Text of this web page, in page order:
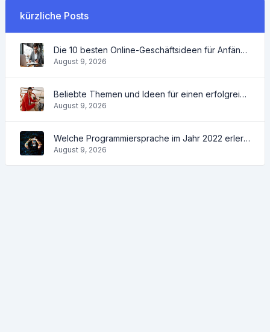
kürzliche Posts
Die 10 besten Online-Geschäftsideen für Anfänger 2022 und Tools, die Ihnen die Arbeit erleichtern
August 9, 2026
Beliebte Themen und Ideen für einen erfolgreichen Blog im Jahr 2022 sowie nützliche Tools für den Blogger
August 9, 2026
Welche Programmiersprache im Jahr 2022 erlernt werden soll und welche Tools den Programmierern bei ihren täglichen Aufgaben helfen werden
August 9, 2026